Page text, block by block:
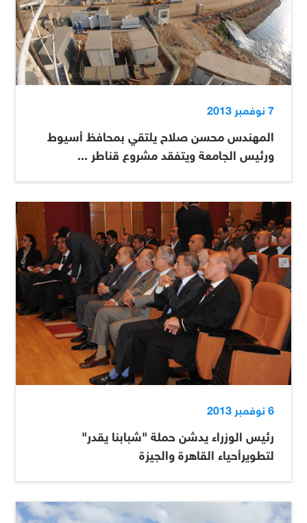
7 نوفمبر 2013
المهندس محسن صلاح يلتقي بمحافظ أسيوط
ورئيس الجامعة ويتفقد مشروع قناطر ...
6 نوفمبر 2013
رئيس الوزراء يدشن حملة "شبابنا يقدر"
لتطويرأحياء القاهرة والجيزة